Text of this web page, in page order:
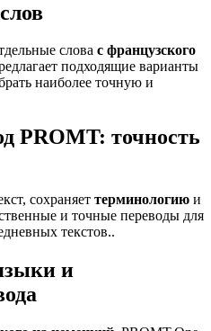
слова с французского
подходящие варианты
наиболее точную и
PROMT: точность
сохраняет терминологию и
и точные переводы для
текстов..
и